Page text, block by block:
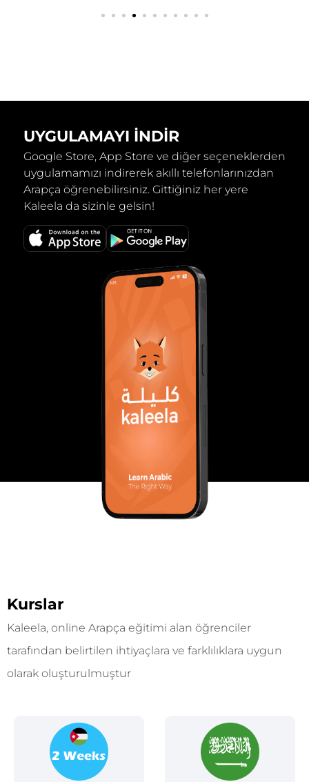
UYGULAMAYI İNDIR
Google Store, App Store ve diğer seçeneklerden
uygulamamızı indirerek akıllı telefonlarınızdan
Arapça öğrenebilirsiniz. Gittiğiniz her yere
Kaleela da sizinle gelsin!
Kurslar
Kaleela, online Arapça eğitimi alan öğrenciler
tarafından belirtilen ihtiyaçlara ve farklılıklara uygun
olarak oluşturulmuştur